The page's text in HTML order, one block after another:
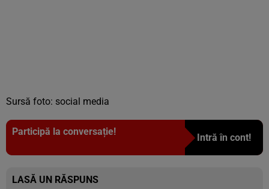
Sursă foto: social media
Participă la conversație!
Intră în cont!
LASĂ UN RĂSPUNS